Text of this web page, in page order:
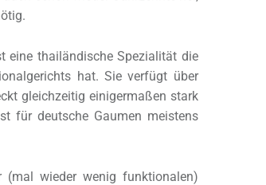
eine thailändische Spezialität die
hat. Sie verfügt über
gleichzeitig einigermaßen stark
für deutsche Gaumen meistens
wieder wenig funktionalen)